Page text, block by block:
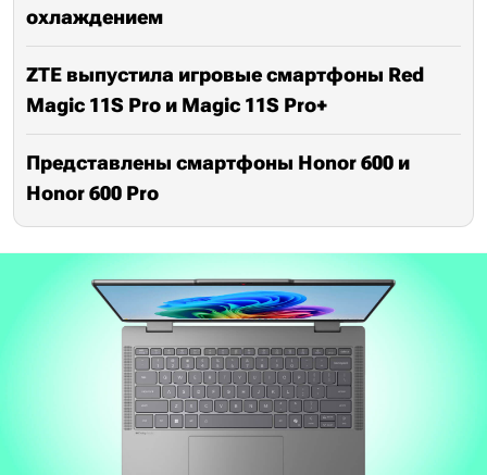
охлаждением
ZTE выпустила игровые смартфоны Red
Magic 11S Pro и Magic 11S Pro+
Представлены смартфоны Honor 600 и
Honor 600 Pro